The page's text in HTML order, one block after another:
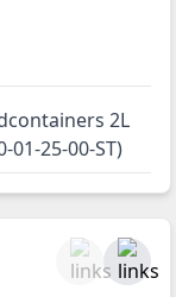
2L
01-25-00-ST)